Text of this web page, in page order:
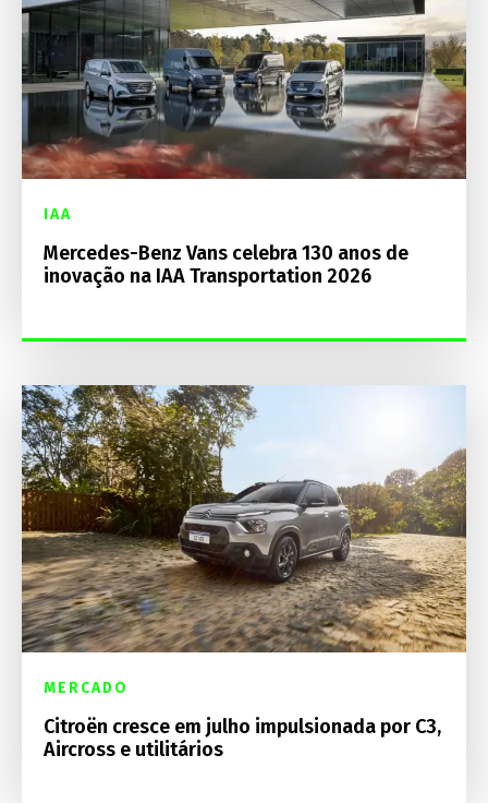
IAA
Mercedes-Benz Vans celebra 130 anos de
inovação na IAA Transportation 2026
MERCADO
Citroën cresce em julho impulsionada por C3,
Aircross e utilitários